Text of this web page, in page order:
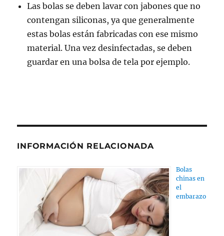
Las bolas se deben lavar con jabones que no
contengan siliconas, ya que generalmente
estas bolas están fabricadas con ese mismo
material. Una vez desinfectadas, se deben
guardar en una bolsa de tela por ejemplo.
INFORMACIÓN RELACIONADA
Bolas
chinas en
el
embarazo